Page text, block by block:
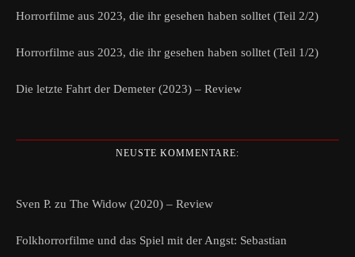
Horrorfilme aus 2023, die ihr gesehen haben solltet (Teil 2/2)
Horrorfilme aus 2023, die ihr gesehen haben solltet (Teil 1/2)
Die letzte Fahrt der Demeter (2023) – Review
NEUSTE KOMMENTARE:
Sven P. zu The Widow (2020) – Review
Folkhorrorfilme und das Spiel mit der Angst: Sebastian